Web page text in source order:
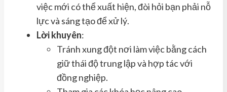
việc mới có thể xuất hiện, đòi hỏi bạn phải nỗ
lực và sáng tạo để xử lý.
Lời khuyên:
Tránh xung đột nơi làm việc bằng cách
giữ thái độ trung lập và hợp tác với
đồng nghiệp.